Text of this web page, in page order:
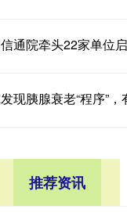
通院牵头22家单位
现胰腺衰老“程序”
推荐资讯